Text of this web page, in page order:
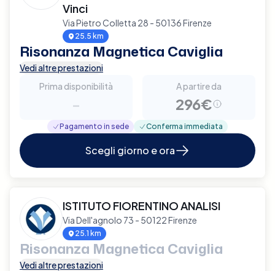
Vinci
Via Pietro Colletta 28 - 50136 Firenze
25.5 km
Risonanza Magnetica Caviglia
Vedi altre prestazioni
Prima disponibilità
-
A partire da
296€
Pagamento in sede Conferma immediata
Scegli giorno e ora
ISTITUTO FIORENTINO ANALISI
Via Dell'agnolo 73 - 50122 Firenze
25.1 km
Risonanza Magnetica Caviglia
Vedi altre prestazioni